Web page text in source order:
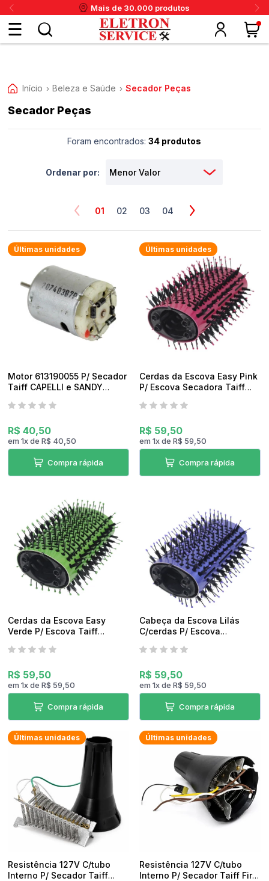
Mais de 1.000.000 clientes atendidos
Meus
pedidos
Início › Beleza e Saúde › Secador Peças
Secador Peças
Foram encontrados:34 produtos
Ordenar por:
01 02 03 04
Últimas unidades
Motor 613190055 P/ Secador
Taiff CAPELLI e SANDY
R$ 40,50
em1xdeR$ 40,50
Compra rápida
Últimas unidades
Cerdas da Escova Easy Pink
P/ Escova Secadora Taiff
R$ 59,50
em1xdeR$ 59,50
Compra rápida
Cerdas da Escova Easy
Verde P/ Escova Taiff
R$ 59,50
em1xdeR$ 59,50
Compra rápida
Cabeça da Escova Lilás
C/cerdas P/ Escova
Esmv12 Lilas Original
R$ 59,50
em1xdeR$ 59,50
Compra rápida
Últimas unidades
Resistência 127V C/tubo
Interno P/ Secador Taiff
Últimas unidades
Resistência 127V C/tubo
Interno P/ Secador Taiff Fire